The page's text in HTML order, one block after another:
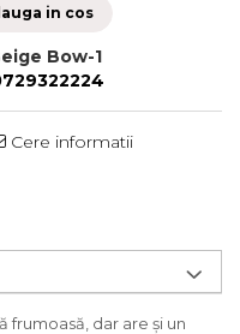
in cos
Bow-1
Cere informatii
frumoasă, dar are și un